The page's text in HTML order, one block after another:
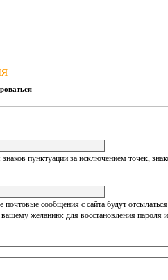
пунктуации за исключением точек,
сообщения с сайта будут
вашему желанию: для восстановления